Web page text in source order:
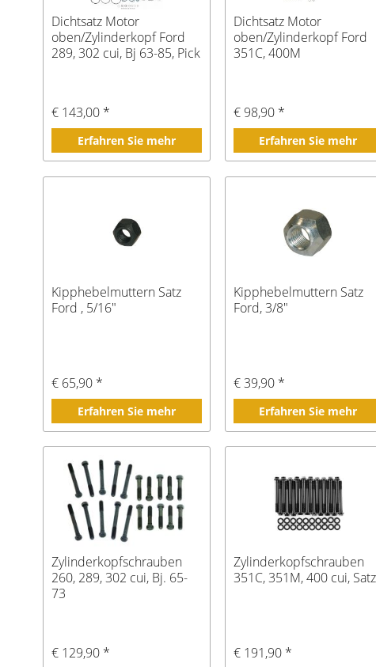
Dichtsatz Motor
oben/Zylinderkopf Ford
289, 302 cui, Bj 63-85, Pick
€ 143,00 *
Erfahren Sie mehr
Dichtsatz Motor
oben/Zylinderkopf Ford
351C, 400M
€ 98,90 *
Erfahren Sie mehr
Kipphebelmuttern Satz
Ford , 5/16"
€ 65,90 *
Erfahren Sie mehr
Kipphebelmuttern Satz
Ford, 3/8"
€ 39,90 *
Erfahren Sie mehr
Zylinderkopfschrauben
260, 289, 302 cui, Bj. 65-
73
€ 129,90 *
Zylinderkopfschrauben
351C, 351M, 400 cui, Satz
€ 191,90 *